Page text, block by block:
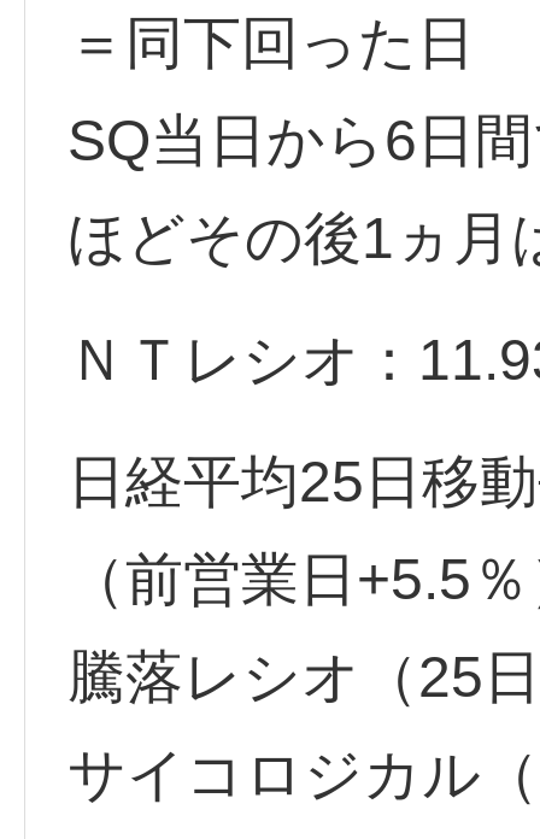
＝同下回った日
SQ当日から6日
ほどその後1ヵ月
ＮＴレシオ：
日経平均25日移
（前営業日+5.5
騰落レシオ（25
サイコロジカル